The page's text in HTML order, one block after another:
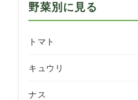
野菜別に見る
トマト
キュウリ
ナス